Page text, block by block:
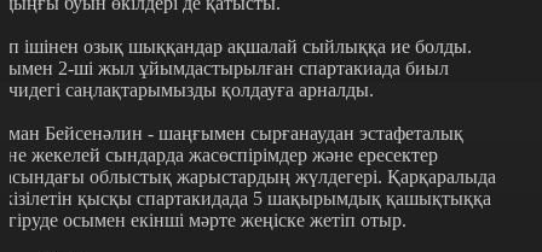
ішінен озық шыққандар ақшалай сыйлыққа ие болды.
2-ші жыл ұйымдастырылған спартакиада биыл
саңлақтарымызды қолдауға арналды.
Бейсенәлин - шаңғымен сырғанаудан эстафеталық
жекелей сындарда жасөспірімдер және ересектер
облыстық жарыстардың жүлдегері. Қарқаралыда
қысқы спартакидада 5 шақырымдық қашықтыққа
осымен екінші мәрте жеңіске жетіп отыр.